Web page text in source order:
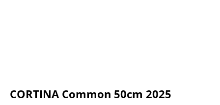
CORTINA Common 50cm 2025